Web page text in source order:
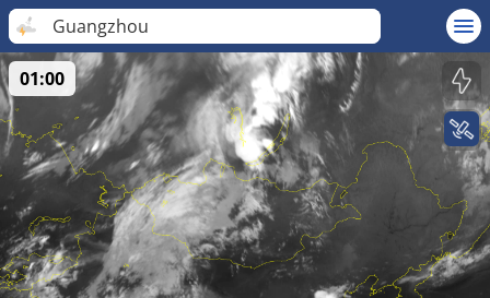
Guangzhou
01:00